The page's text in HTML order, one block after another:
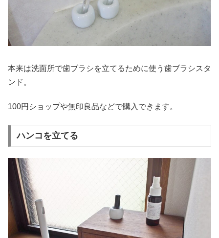
本来は洗面所で歯ブラシを立てるために使う歯ブラシスタ
ンド。
100円ショップや無印良品などで購入できます。
ハンコを立てる